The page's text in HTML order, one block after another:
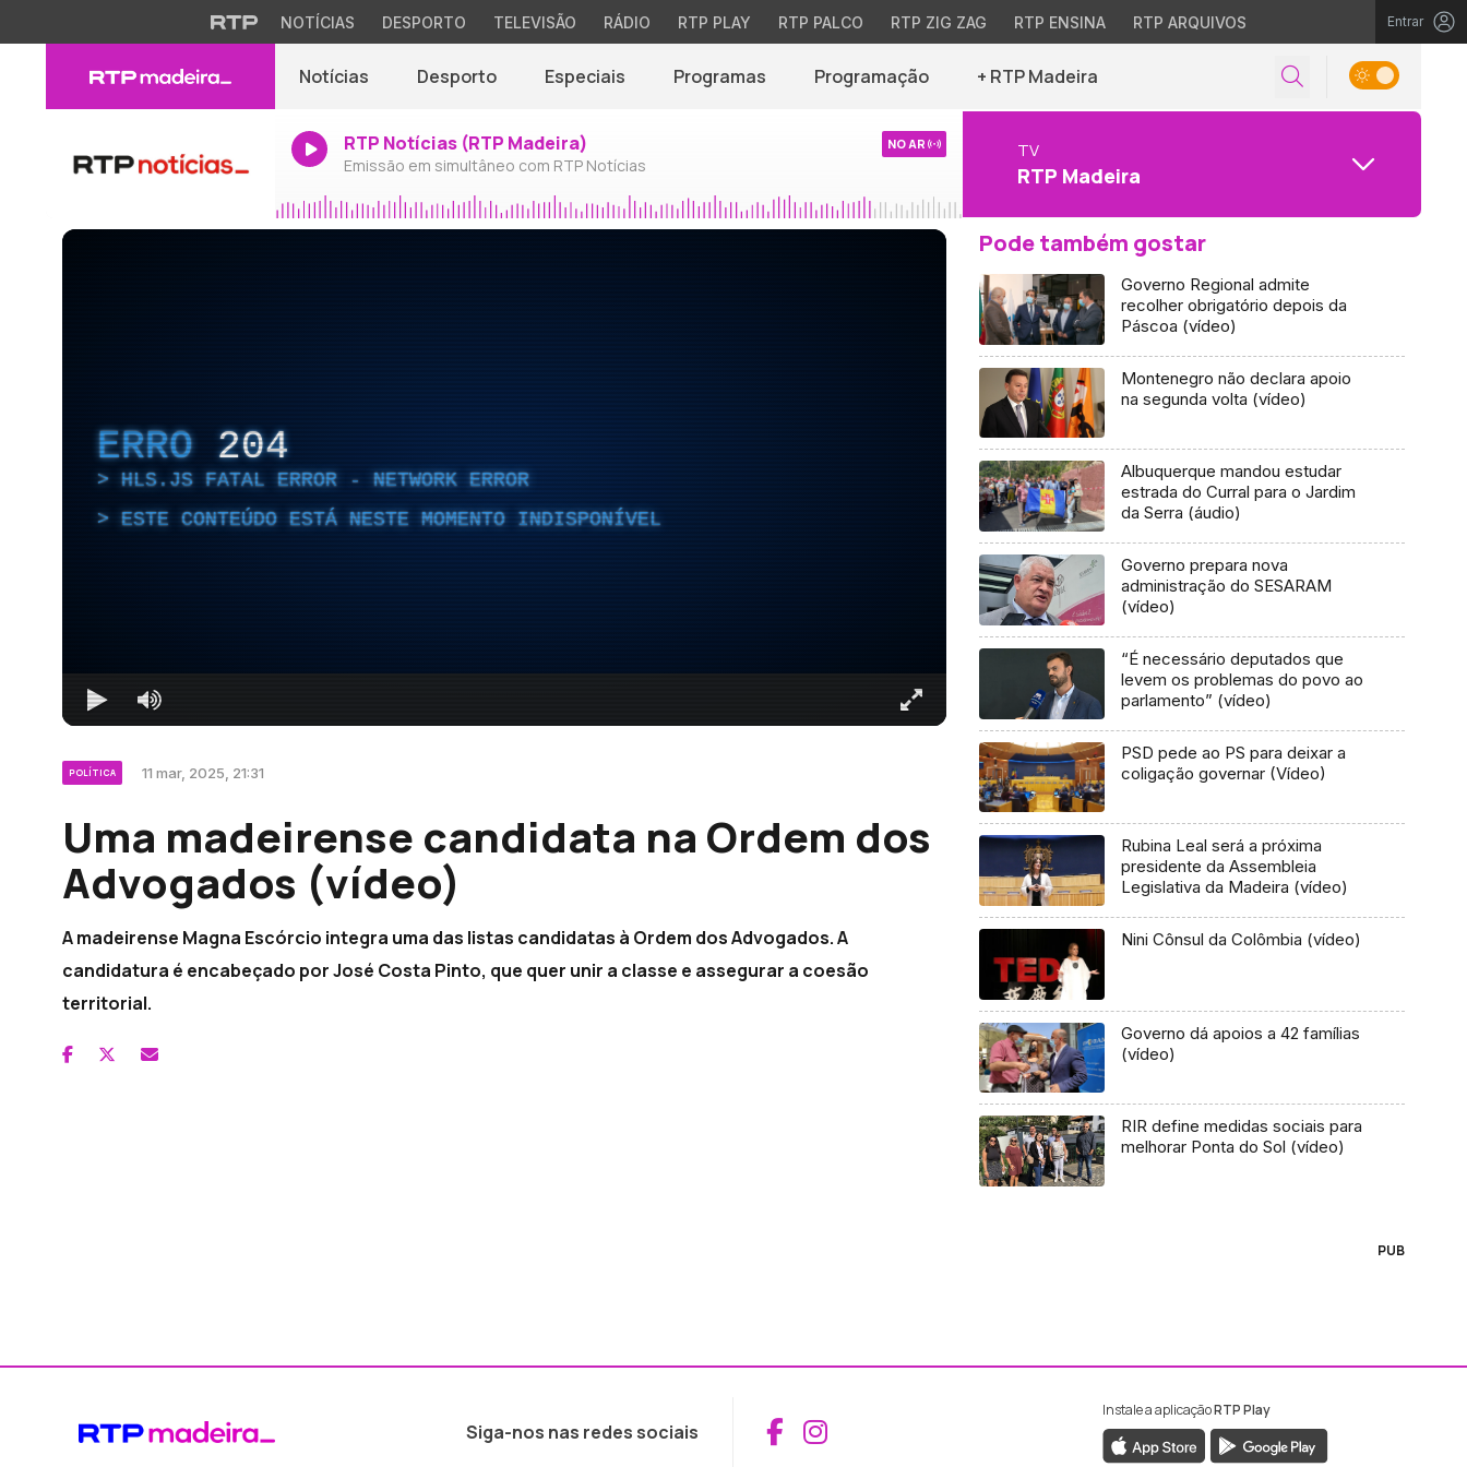
NOTÍCIAS DESPORTO TELEVISÃO RÁDIO RTP PLAY RTP PALCO RTP ZIG ZAG RTP ENSINA RTP ARQUIVOS Entrar
Notícias Desporto Especiais Programas Programação + RTP Madeira
RTP Notícias (RTP Madeira)
Emissão em simultâneo com RTP Notícias
NO AR TV
RTP Madeira
ERRO 204
HLS.JS FATAL ERROR - NETWORK ERROR
ESTE CONTEÚDO ESTÁ NESTE MOMENTO INDISPONÍVEL
POLÍTICA 11 mar, 2025, 21:31
Uma madeirense candidata na Ordem dos
Advogados (vídeo)
A madeirense Magna Escórcio integra uma das listas candidatas à Ordem dos Advogados. A
candidatura é encabeçado por José Costa Pinto, que quer unir a classe e assegurar a coesão
territorial.
Pode também gostar
Governo Regional admite
recolher obrigatório depois da
Páscoa (vídeo)
Montenegro não declara apoio
na segunda volta (vídeo)
Albuquerque mandou estudar
estrada do Curral para o Jardim
da Serra (áudio)
Governo prepara nova
administração do SESARAM
(vídeo)
“É necessário deputados que
levem os problemas do povo ao
parlamento” (vídeo)
PSD pede ao PS para deixar a
coligação governar (Vídeo)
Rubina Leal será a próxima
presidente da Assembleia
Legislativa da Madeira (vídeo)
Nini Cônsul da Colômbia (vídeo)
Governo dá apoios a 42 famílias
(vídeo)
RIR define medidas sociais para
melhorar Ponta do Sol (vídeo)
PUB
Siga-nos nas redes sociais Aceder ao Facebook da RTP Madeira
Aceder ao Instagram da RTP Madeira
Instale a aplicaçãoRTP Play